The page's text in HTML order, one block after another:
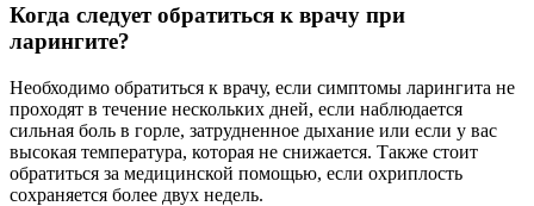
Когда следует обратиться к врачу при
ларингите?
Необходимо обратиться к врачу, если симптомы ларингита не
проходят в течение нескольких дней, если наблюдается
сильная боль в горле, затрудненное дыхание или если у вас
высокая температура, которая не снижается. Также стоит
обратиться за медицинской помощью, если охриплость
сохраняется более двух недель.